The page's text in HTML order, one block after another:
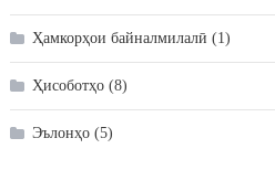
Ҳамкорҳои байналмилалӣ (1)
Ҳисоботҳо(8)
Эълонҳо(5)